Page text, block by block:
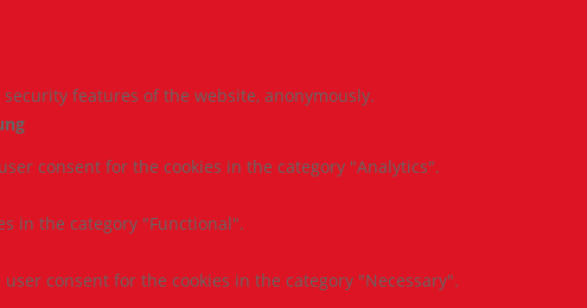
features of the website, anonymously.
consent for the cookies in the category "Analytics".
in the category "Functional".
consent for the cookies in the category "Necessary".